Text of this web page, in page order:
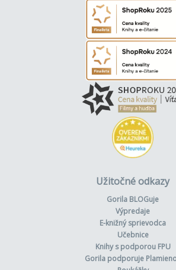
Užitočné odkazy
Gorila BLOGuje
Výpredaje
E-knižný sprievodca
Učebnice
Knihy s podporou FPU
Gorila podporuje